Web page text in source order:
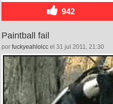
942
Paintball fail
por fuckyeahlolcc el 31 jul 2011, 21:30